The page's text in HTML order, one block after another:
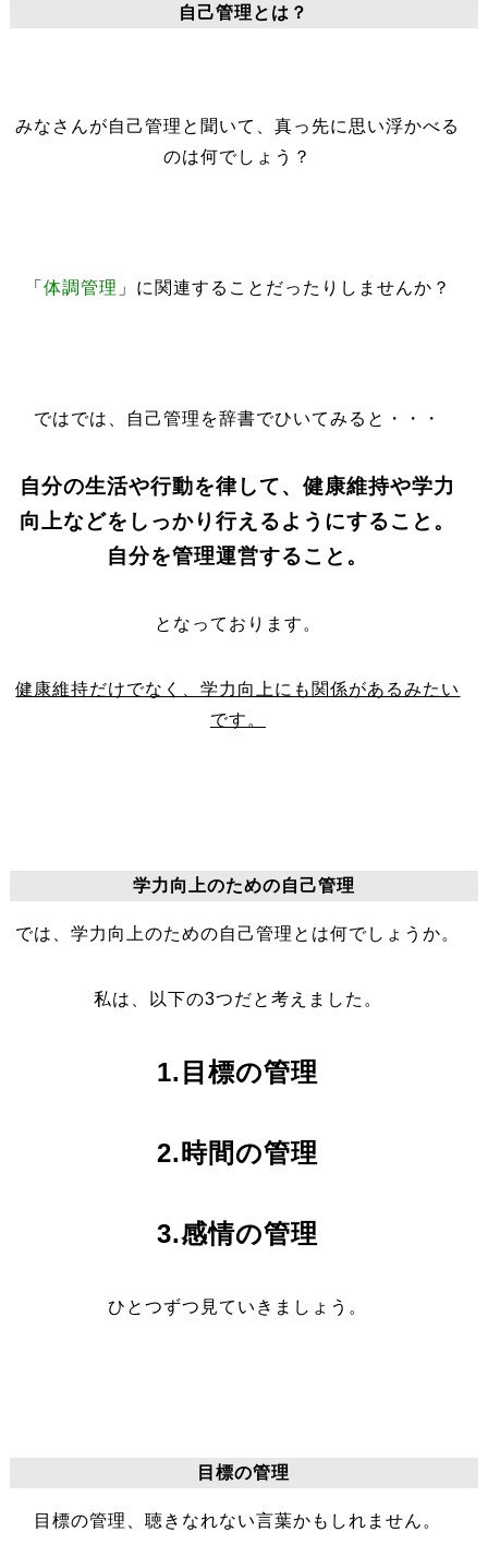
自己管理とは？
みなさんが自己管理と聞いて、真っ先に思い浮かべる
のは何でしょう？
「 体調管理 」に関連することだったりしませんか？
ではでは、自己管理を辞書でひいてみると・・・
自分の生活や行動を律して、健康維持や学力
向上などをしっかり行えるようにすること。
自分を管理運営すること。
となっております。
健康維持だけでなく、学力向上にも関係があるみたい
です。
学力向上のための自己管理
では、学力向上のための自己管理とは何でしょうか。
私は、以下の3つだと考えました。
1.目標の管理
2.時間の管理
3.感情の管理
ひとつずつ見ていきましょう。
目標の管理
目標の管理、聴きなれない言葉かもしれません。